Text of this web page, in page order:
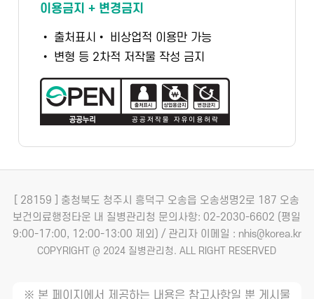
이용금지 + 변경금지
• 출처표시 • 비상업적 이용만 가능
• 변형 등 2차적 저작물 작성 금지
[ 28159 ] 충청북도 청주시 흥덕구 오송읍 오송생명2로 187 오송
보건의료행정타운 내 질병관리청 문의사항: 02-2030-6602 (평일
9:00-17:00, 12:00-13:00 제외) / 관리자 이메일 : nhis@korea.kr
COPYRIGHT @ 2024 질병관리청. ALL RIGHT RESERVED
※ 본 페이지에서 제공하는 내용은 참고사항일 뿐 게시물